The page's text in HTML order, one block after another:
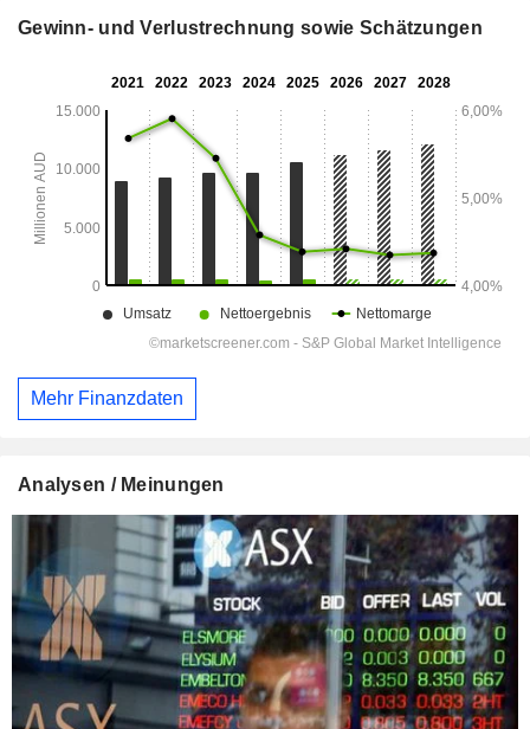
Gewinn- und Verlustrechnung sowie Schätzungen
Mehr Finanzdaten
Analysen / Meinungen